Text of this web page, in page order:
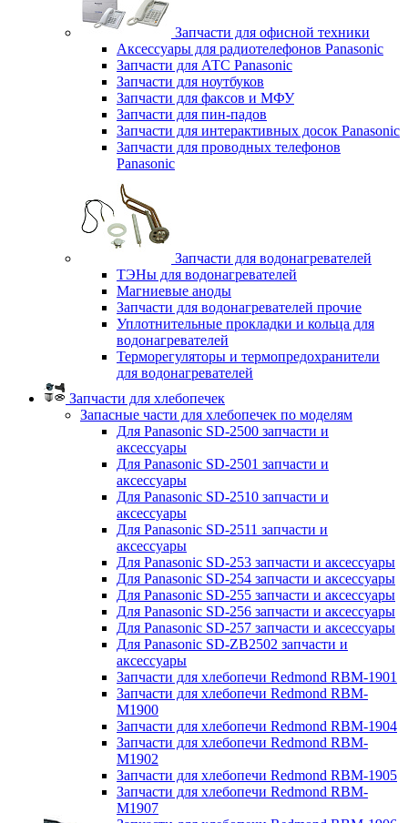
Запчасти для офисной техники
Аксессуары для радиотелефонов Panasonic
Запчасти для АТС Panasonic
Запчасти для ноутбуков
Запчасти для факсов и МФУ
Запчасти для пин-падов
Запчасти для интерактивных досок Panasonic
Запчасти для проводных телефонов
Panasonic
Запчасти для водонагревателей
ТЭНы для водонагревателей
Магниевые аноды
Запчасти для водонагревателей прочие
Уплотнительные прокладки и кольца для
водонагревателей
Терморегуляторы и термопредохранители
для водонагревателей
Запчасти для хлебопечек
Запасные части для хлебопечек по моделям
Для Panasonic SD-2500 запчасти и
аксессуары
Для Panasonic SD-2501 запчасти и
аксессуары
Для Panasonic SD-2510 запчасти и
аксессуары
Для Panasonic SD-2511 запчасти и
аксессуары
Для Panasonic SD-253 запчасти и аксессуары
Для Panasonic SD-254 запчасти и аксессуары
Для Panasonic SD-255 запчасти и аксессуары
Для Panasonic SD-256 запчасти и аксессуары
Для Panasonic SD-257 запчасти и аксессуары
Для Panasonic SD-ZB2502 запчасти и
аксессуары
Запчасти для хлебопечи Redmond RBM-1901
Запчасти для хлебопечи Redmond RBM-
M1900
Запчасти для хлебопечи Redmond RBM-1904
Запчасти для хлебопечи Redmond RBM-
M1902
Запчасти для хлебопечи Redmond RBM-1905
Запчасти для хлебопечи Redmond RBM-
M1907